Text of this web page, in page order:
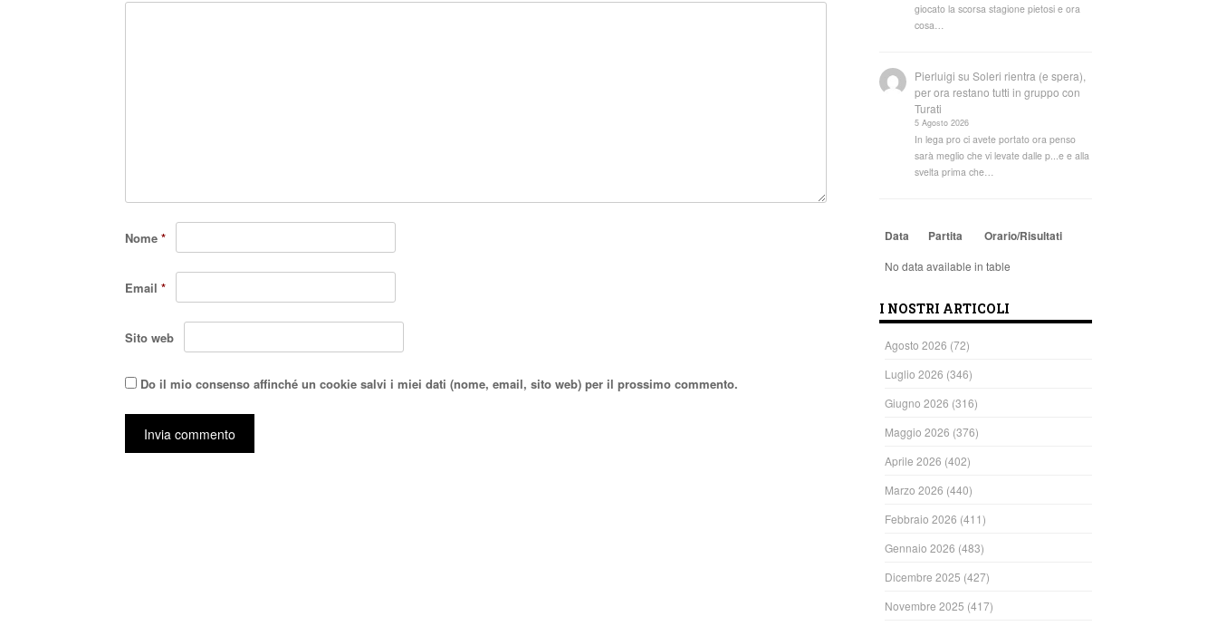
Nome *
Email *
Sito web
Do il mio consenso affinché un cookie salvi i miei dati (nome, email, sito web) per il prossimo commento.
giocato la scorsa stagione pietosi e ora
cosa…
Pierluigi suSoleri rientra (e spera),
per ora restano tutti in gruppo con
Turati
5 Agosto 2026
In lega pro ci avete portato ora penso
sarà meglio che vi levate dalle p...e e alla
svelta prima che…
Data Partita Orario/Risultati
No data available in table
I NOSTRI ARTICOLI
Agosto 2026 (72)
Luglio 2026 (346)
Giugno 2026 (316)
Maggio 2026 (376)
Aprile 2026 (402)
Marzo 2026 (440)
Febbraio 2026 (411)
Gennaio 2026 (483)
Dicembre 2025 (427)
Novembre 2025 (417)